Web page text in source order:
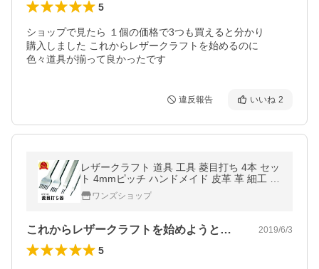
5
ショップで見たら １個の価格で3つも買えると分かり
購入しました これからレザークラフトを始めるのに
色々道具が揃って良かったです
違反報告 いいね 2
レザークラフト 道具 工具 菱目打ち 4本 セッ
ト 4mmピッチ ハンドメイド 皮革 革 細工 趣
味 縫い穴 手芸
ワンズショップ
これからレザークラフトを始めようと購入… 2019/6/3
5